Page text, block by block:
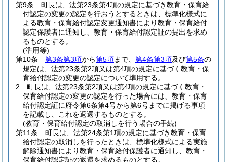
第9条
町長は、法第23条第4項の規定に基づき教育・保育給
付認定の変更の認定を行おうとするときは、標準化様式に
よる教育・保育給付認定変更通知書により教育・保育給付
認定保護者に通知し、教育・保育給付認定証の提出を求め
るものとする。
(準用等)
第10条
第3条第3項から第5項まで、 第4条第3項及び第5条の
規定は、法第23条第2項又は第4項の規定に基づく教育・保
育給付認定の変更の認定について準用する。
2
町長は、法第23条第2項又は第4項の規定に基づく教育・
保育給付認定の変更の認定を行った場合には、教育・保育
給付認定証に府令第6条第4号から第6号までに掲げる事項
を記載し、これを返還するものとする。
(教育・保育給付認定の取消しを行う場合の手続)
第11条
町長は、法第24条第1項の規定に基づき教育・保育
給付認定の取消しを行ったときは、標準化様式による実施
解除通知書により教育・保育給付保護者に通知し、教育・
保育給付認定証の返還を求めるものとする。